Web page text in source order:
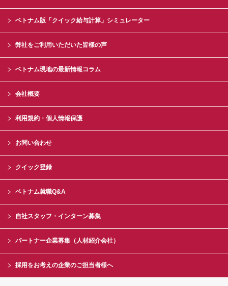
ベトナム版「クイック給与計算」シミュレーター
弊社をご利用いただいた皆様の声
ベトナム現地の最新情報コラム
会社概要
利用規約・個人情報保護
お問い合わせ
クイック登録
ベトナム就職Q&A
自社スタッフ・インターン募集
パートナー企業募集（人材紹介会社）
採用をお考えの企業のご担当者様へ